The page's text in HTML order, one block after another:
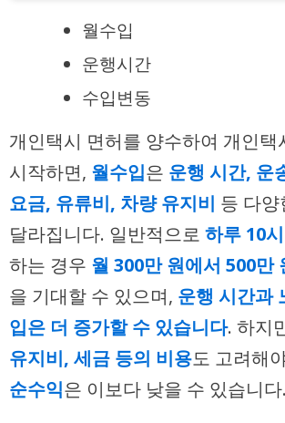
월수입
운행시간
수입변동
개인택시 면허를 양수하여 개인택
시작하면, 월수입은 운행 시간, 운
요금, 유류비, 차량 유지비 등 다
달라집니다. 일반적으로 하루 10
하는 경우 월 300만 원에서 500만
을 기대할 수 있으며, 운행 시간과
입은 더 증가할 수 있습니다. 하지
유지비, 세금 등의 비용도 고려해
순수익은 이보다 낮을 수 있습니다.